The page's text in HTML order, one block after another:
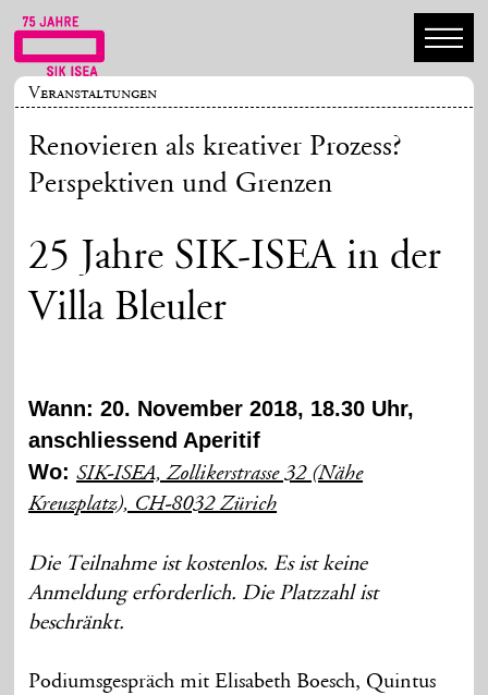
Veranstaltungen
Renovieren als kreativer Prozess?
Perspektiven und Grenzen
25 Jahre SIK-ISEA in der
Villa Bleuler
Wann: 20. November 2018, 18.30 Uhr,
anschliessend Aperitif
Wo:SIK-ISEA, Zollikerstrasse 32 (Nähe
Kreuzplatz), CH-8032 Zürich
Die Teilnahme ist kostenlos. Es ist keine
Anmeldung erforderlich. Die Platzzahl ist
beschränkt.
Podiumsgespräch mit Elisabeth Boesch, Quintus